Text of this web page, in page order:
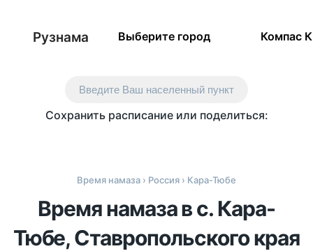
Рузнама Выберите город Компас
Введите Ваш населенный пункт
Сохранить расписание или поделиться:
Время намаза › Россия › Кара-Тюбе
Время намаза в с. Кара-
Тюбе, Ставропольского края